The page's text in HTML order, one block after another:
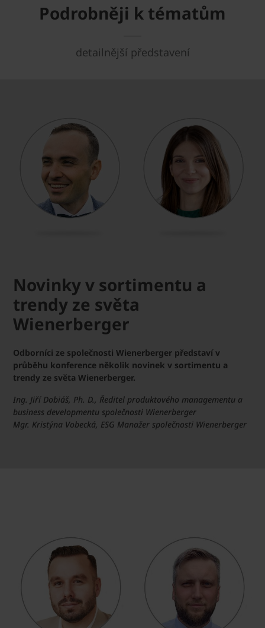
Podrobněji k tématům
detailnější představení
Novinky v sortimentu a
trendy ze světa
Wienerberger
Odborníci ze společnosti Wienerberger představí v
průběhu konference několik novinek v sortimentu a
trendy ze světa Wienerberger.
Ing. Jiří Dobiáš, Ph. D., Ředitel produktového managementu a
business developmentu společnosti Wienerberger
Mgr. Kristýna Vobecká, ESG Manažer společnosti Wienerberger